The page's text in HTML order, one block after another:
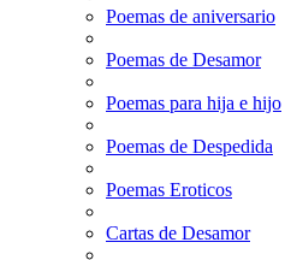
Poemas de aniversario
Poemas de Desamor
Poemas para hija e hijo
Poemas de Despedida
Poemas Eroticos
Cartas de Desamor